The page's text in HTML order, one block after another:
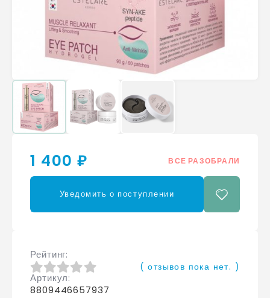
1 400 ₽ ВСЕ РАЗОБРАЛИ
Уведомить о поступлении
Рейтинг
0из 5
( отзывов пока нет. )
Артикул
8809446657937